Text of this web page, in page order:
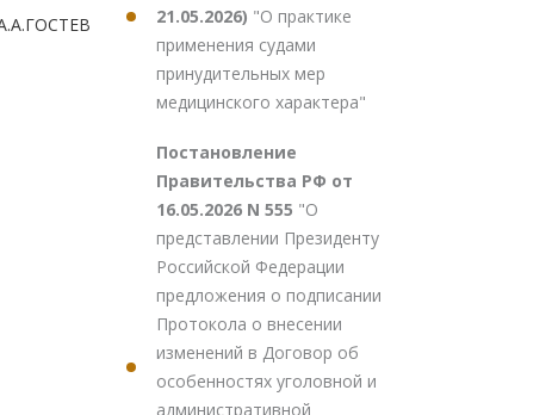
21.05.2026) "О практике
применения судами
принудительных мер
медицинского характера"
Постановление
Правительства РФ от
16.05.2026 N 555 "О
представлении Президенту
Российской Федерации
предложения о подписании
Протокола о внесении
изменений в Договор об
особенностях уголовной и
административной